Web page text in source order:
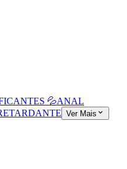
💦ANAL
Ver Mais